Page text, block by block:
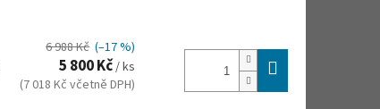
6 988 Kč (–17 %)
5 800 Kč/ ks
(7 018 Kč včetně DPH)